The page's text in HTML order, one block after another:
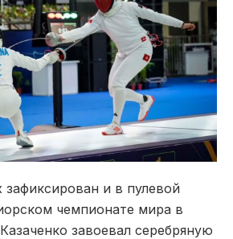
и в пулевой
чемпионате мира в
завоевал серебряную